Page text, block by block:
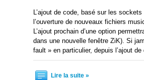
L’ajout de code, basé sur les
l’ouverture de nouveaux fichiers
L’ajout prochain d’une option
dans une nouvelle fenêtre ZiK). Si
fault » en particulier, depuis l’ajout
Lire la suite »